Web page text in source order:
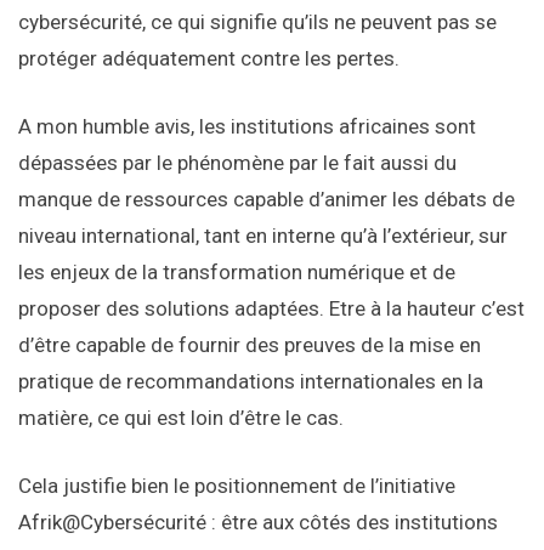
cybersécurité, ce qui signifie qu’ils ne peuvent pas se
protéger adéquatement contre les pertes.
A mon humble avis, les institutions africaines sont
dépassées par le phénomène par le fait aussi du
manque de ressources capable d’animer les débats de
niveau international, tant en interne qu’à l’extérieur, sur
les enjeux de la transformation numérique et de
proposer des solutions adaptées. Etre à la hauteur c’est
d’être capable de fournir des preuves de la mise en
pratique de recommandations internationales en la
matière, ce qui est loin d’être le cas.
Cela justifie bien le positionnement de l’initiative
Afrik@Cybersécurité : être aux côtés des institutions